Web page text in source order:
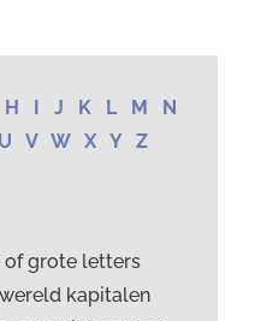
H I J K L M
N
U V W X Y Z
of grote letters
kapitalen